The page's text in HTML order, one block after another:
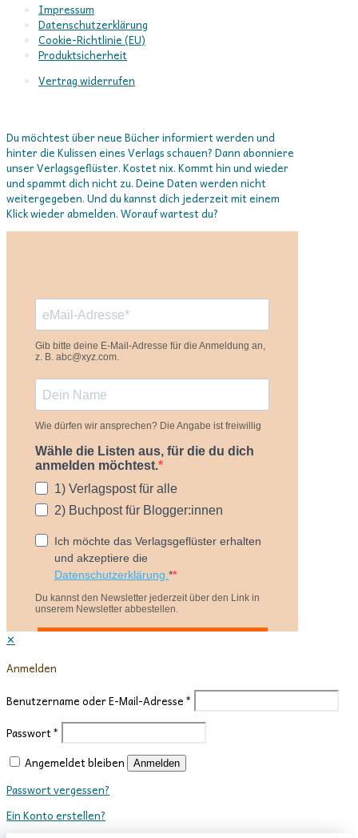
Impressum
Datenschutzerklärung
Cookie-Richtlinie (EU)
Produktsicherheit
Vertrag widerrufen
Du möchtest über neue Bücher informiert werden und
hinter die Kulissen eines Verlags schauen? Dann abonniere
unser Verlagsgeflüster. Kostet nix. Kommt hin und wieder
und spammt dich nicht zu. Deine Daten werden nicht
weitergegeben. Und du kannst dich jederzeit mit einem
Klick wieder abmelden. Worauf wartest du?
✕
Anmelden
Benutzername oder E-Mail-Adresse*
Passwort*
Angemeldet bleiben
Anmelden
Passwort vergessen?
Ein Konto erstellen?